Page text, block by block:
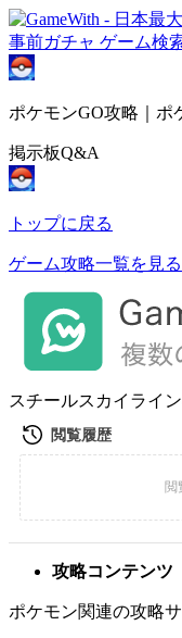
事前ガチャ ゲーム検
ポケモンGO攻略｜ポ
掲示板Q&A
トップに戻る
ゲーム攻略一覧を見る
スチールスカイライ
攻略コンテンツ
ポケモン関連の攻略